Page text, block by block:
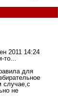
2011 14:24
то...
для
случае,с
не